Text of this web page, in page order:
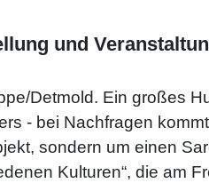
und
Detmold. Ein großes
- bei Nachfragen
sondern um einen
Kulturen“, die am